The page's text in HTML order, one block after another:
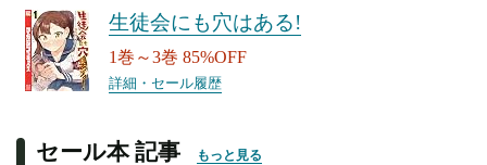
生徒会にも穴はある!
1巻～3巻 85%OFF
詳細・セール履歴
セール本 記事 もっと見る